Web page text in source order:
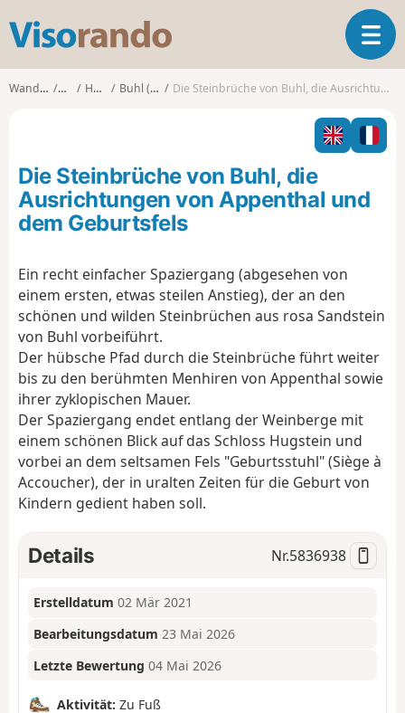
s
o
o
T
o
g
l
n
o
Wanderungen Elsass
Haut-Rhin Buhl (Haut-Rhin) Die Steinbrüche von Buhl, die Ausrichtungen von Appenthal und dem Geburtsfels
Die Steinbrüche von Buhl, die
Ausrichtungen von Appenthal und
dem Geburtsfels
Ein recht einfacher Spaziergang (abgesehen von
einem ersten, etwas steilen Anstieg), der an den
schönen und wilden Steinbrüchen aus rosa Sandstein
von Buhl vorbeiführt.
Der hübsche Pfad durch die Steinbrüche führt weiter
bis zu den berühmten Menhiren von Appenthal sowie
ihrer zyklopischen Mauer.
Der Spaziergang endet entlang der Weinberge mit
einem schönen Blick auf das Schloss Hugstein und
vorbei an dem seltsamen Fels "Geburtsstuhl" (Siège à
Accoucher), der in uralten Zeiten für die Geburt von
Kindern gedient haben soll.
Details Nr.5836938
Erstelldatum 02 Mär 2021
Bearbeitungsdatum 23 Mai 2026
Letzte Bewertung 04 Mai 2026
Aktivität: Zu Fuß